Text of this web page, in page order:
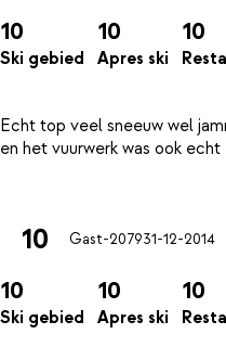
10
Ski gebied
10
Apres ski
10
Echt top veel sneeuw wel
en het vuurwerk was ook
10 Gast-207931-12-2014
10
Ski gebied
10
Apres ski
10